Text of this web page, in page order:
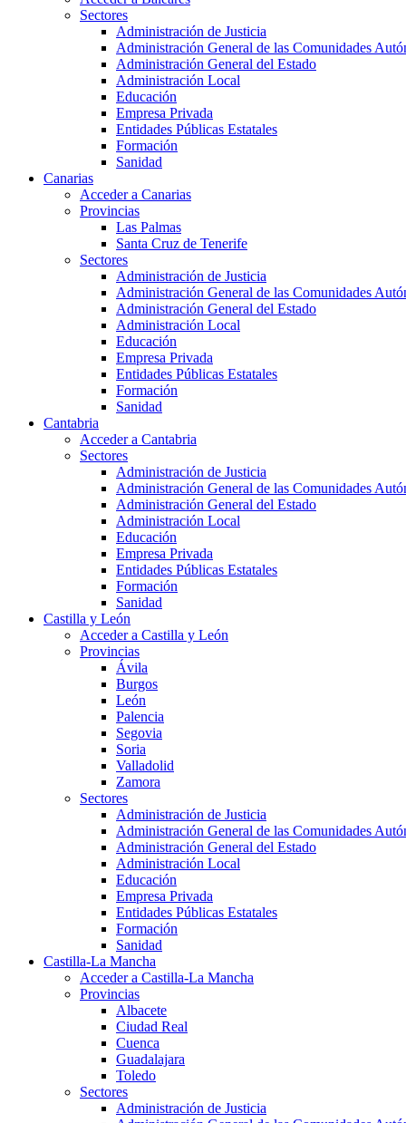
Sectores
Administración de Justicia
Administración General de las Comunidades
Administración General del Estado
Administración Local
Educación
Empresa Privada
Entidades Públicas Estatales
Formación
Sanidad
Canarias
Acceder a Canarias
Provincias
Las Palmas
Santa Cruz de Tenerife
Sectores
Administración de Justicia
Administración General de las Comunidades
Administración General del Estado
Administración Local
Educación
Empresa Privada
Entidades Públicas Estatales
Formación
Sanidad
Cantabria
Acceder a Cantabria
Sectores
Administración de Justicia
Administración General de las Comunidades
Administración General del Estado
Administración Local
Educación
Empresa Privada
Entidades Públicas Estatales
Formación
Sanidad
Castilla y León
Acceder a Castilla y León
Provincias
Ávila
Burgos
León
Palencia
Segovia
Soria
Valladolid
Zamora
Sectores
Administración de Justicia
Administración General de las Comunidades
Administración General del Estado
Administración Local
Educación
Empresa Privada
Entidades Públicas Estatales
Formación
Sanidad
Castilla-La Mancha
Acceder a Castilla-La Mancha
Provincias
Albacete
Ciudad Real
Cuenca
Guadalajara
Toledo
Sectores
Administración de Justicia